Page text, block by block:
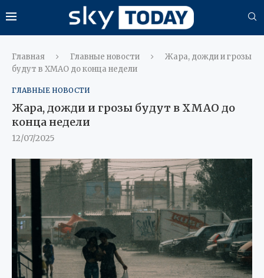
Главная Главные новости
Жара, дожди и грозы
будут в ХМАО до конца недели
ГЛАВНЫЕ НОВОСТИ
Жара, дожди и грозы будут в ХМАО до
конца недели
12/07/2025